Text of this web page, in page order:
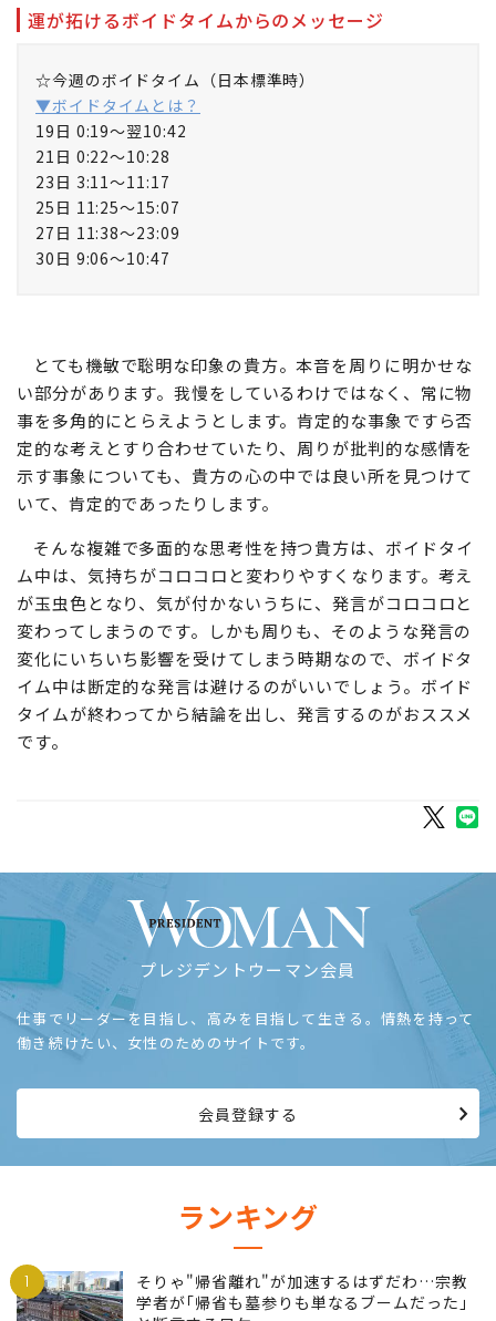
運が拓けるボイドタイムからのメッセージ
☆今週のボイドタイム（日本標準時）
▼ボイドタイムとは？
19日 0:19～翌10:42
21日 0:22～10:28
23日 3:11～11:17
25日 11:25～15:07
27日 11:38～23:09
30日 9:06～10:47
とても機敏で聡明な印象の貴方。本音を周りに明かせな
い部分があります。我慢をしているわけではなく、常に物
事を多角的にとらえようとします。肯定的な事象ですら否
定的な考えとすり合わせていたり、周りが批判的な感情を
示す事象についても、貴方の心の中では良い所を見つけて
いて、肯定的であったりします。
そんな複雑で多面的な思考性を持つ貴方は、ボイドタイ
ム中は、気持ちがコロコロと変わりやすくなります。考え
が玉虫色となり、気が付かないうちに、発言がコロコロと
変わってしまうのです。しかも周りも、そのような発言の
変化にいちいち影響を受けてしまう時期なので、ボイドタ
イム中は断定的な発言は避けるのがいいでしょう。ボイド
タイムが終わってから結論を出し、発言するのがおススメ
です。
プレジデントウーマン会員
仕事でリーダーを目指し、高みを目指して生きる。情熱を持って
働き続けたい、女性のためのサイトです。
会員登録する
ランキング
1
そりゃ"帰省離れ"が加速するはずだわ…宗教
学者が｢帰省も墓参りも単なるブームだった｣